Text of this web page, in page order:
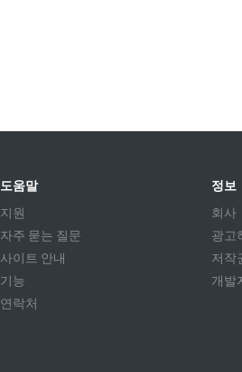
도움말
지원
자주 묻는 질문
사이트 안내
기능
연락처
정보
회사
광고
저작
개